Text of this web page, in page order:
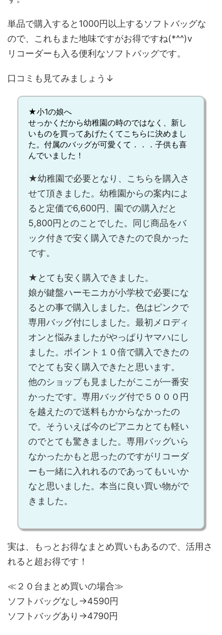
単品で購入すると1000円以上するソフトバッグな
ので、これもまた地味ですがお得ですね(*^^)v
リコーダーも入る便利なソフトバッグです。
口コミも見てみましょう↓
★小1の娘へ
せっかくだから幼稚園の時のではなく、新し
いものを買ってあげたくてこちらに決めまし
た。付属のバッグが可愛くて．．．子供も喜
んでいました！
★幼稚園で必要となり、こちらを購入さ
せて頂きました。幼稚園からの案内によ
ると定価で6,600円、園での購入だと
5,800円とのことでした。同じ商品をバ
ック付きで安く購入できたので良かった
です。
★とても安く購入できました。
娘が鍵盤ハーモニカが小学校で必要にな
るとの事で購入しました。色はピンクで
専用バッグ付にしました。最初メロディ
オンと悩みましたがやっぱりヤマハにし
ました。ポイント１０倍で購入できたの
でとても安く購入できたと思います。
他のショップも見ましたがここが一番安
かったです。専用バッグ付で５０００円
を越えたので送料もかからなかったの
で。そういえば今のピアニカとても軽い
のでとても驚きました。専用バッグいら
なかったかもと思ったのですがリコーダ
ーも一緒に入れれるのであってもいいか
なと思いました。本当に良い買い物がで
きました。
実は、もっとお得なまとめ買いもあるので、活用さ
れると超お得です！
≪２０台まとめ買いの場合≫
ソフトバッグなし→4590円
ソフトバッグあり→4790円